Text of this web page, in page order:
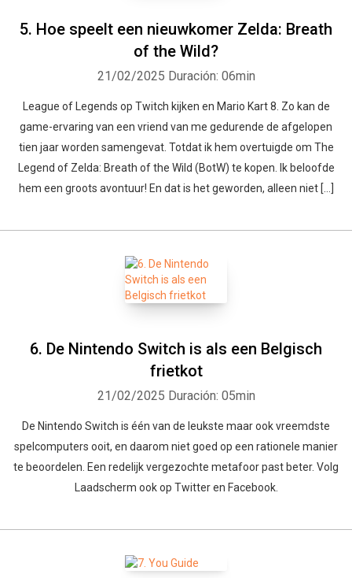
5. Hoe speelt een nieuwkomer Zelda: Breath
of the Wild?
21/02/2025 Duración: 06min
League of Legends op Twitch kijken en Mario Kart 8. Zo kan de
game-ervaring van een vriend van me gedurende de afgelopen
tien jaar worden samengevat. Totdat ik hem overtuigde om The
Legend of Zelda: Breath of the Wild (BotW) te kopen. Ik beloofde
hem een groots avontuur! En dat is het geworden, alleen niet […]
6. De Nintendo Switch is als een Belgisch
frietkot
21/02/2025 Duración: 05min
De Nintendo Switch is één van de leukste maar ook vreemdste
spelcomputers ooit, en daarom niet goed op een rationele manier
te beoordelen. Een redelijk vergezochte metafoor past beter. Volg
Laadscherm ook op Twitter en Facebook.